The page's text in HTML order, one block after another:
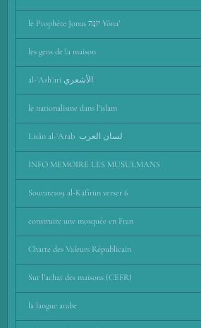
le Prophète Jonas יוֹנָה Yôna’
les gens de la maison
al-ʾAshʿarī اﻷشعري
le nationalisme dans l’islam
Lisân al-ʿArab لسان العرب
INFO MEMOIRE LES MUSULMANS
Sourate109 al-Kāfirūn verset 6
construire une mosquée en Fran
Charte des Valeurs Républicain
Sur l’achat des maisons (CEFR)
la langue arabe